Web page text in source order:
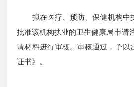
拟在医疗、预防、保健机构中
批准该机构执业的卫生健康局申请
请材料进行审核。审核通过，予以
证书》。